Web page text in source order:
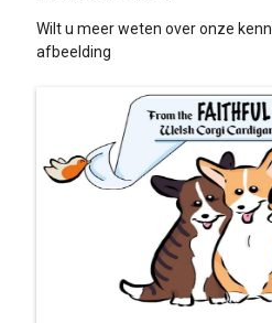
Wilt u meer weten over onze
afbeelding